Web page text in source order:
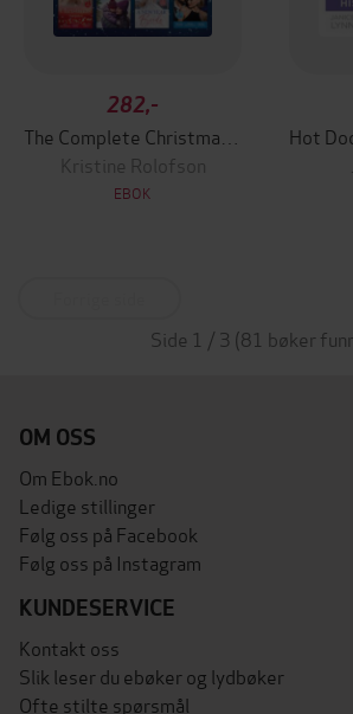
282,-
Kristine Rolofson
EBOK
Side 1 / 3 (81 bøker
OM OSS
Om Ebok.no
Ledige stillinger
Følg oss på Facebook
Følg oss på Instagram
KUNDESERVICE
Kontakt oss
Slik leser du ebøker og lydbøker
Ofte stilte spørsmål